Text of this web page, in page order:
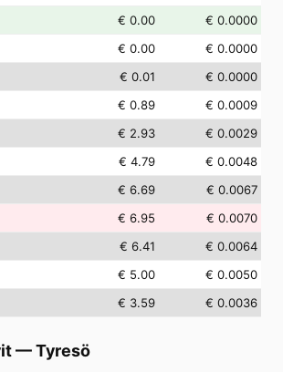
€ 0.00
€ 0.0000
€ 0.00
€ 0.0000
€ 0.01
€ 0.0000
€ 0.89
€ 0.0009
€ 2.93
€ 0.0029
€ 4.79
€ 0.0048
€ 6.69
€ 0.0067
€ 6.95
€ 0.0070
€ 6.41
€ 0.0064
€ 5.00
€ 0.0050
€ 3.59 € 0.0036
—Tyresö